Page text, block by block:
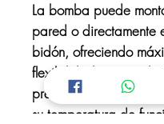
La bomba puede
pared o directamente
bidón, ofreciendo
flexibilidad y
presión máxima es
su temperatura de